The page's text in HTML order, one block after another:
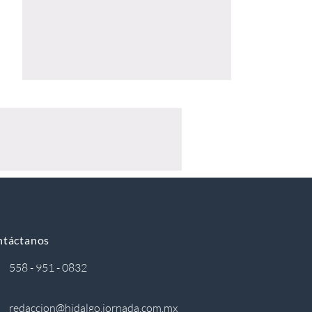
558 - 951 - 0832
redaccion@hidalgo.jornada.com.mx